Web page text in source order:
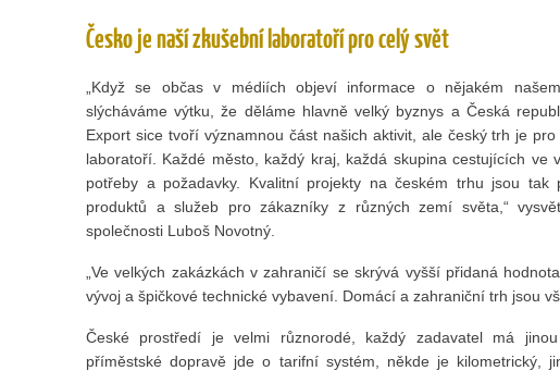
Česko je naší zkušební laboratoří pro celý svět
„Když se občas v médiích objeví informace o nějakém
slýcháváme výtku, že děláme hlavně velký byznys a Česká
Export sice tvoří významnou část našich aktivit, ale český trh je
laboratoří. Každé město, každý kraj, každá skupina cestujících ve
potřeby a požadavky. Kvalitní projekty na českém trhu jsou tak
produktů a služeb pro zákazníky z různých zemí světa,“
společnosti Luboš Novotný.
„Ve velkých zakázkách v zahraničí se skrývá vyšší přidaná
vývoj a špičkové technické vybavení. Domácí a zahraniční trh jsou
České prostředí je velmi různorodé, každý zadavatel má
příměstské dopravě jde o tarifní systém, někde je kilometrický,